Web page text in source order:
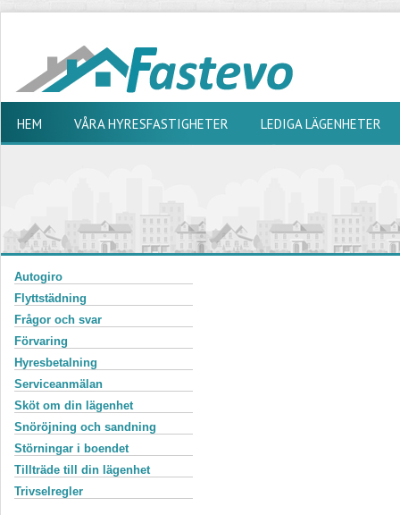
HEM VÅRA HYRESFASTIGHETER LEDIGA LÄGENHETER
Autogiro
Flyttstädning
Frågor och svar
Förvaring
Hyresbetalning
Serviceanmälan
Sköt om din lägenhet
Snöröjning och sandning
Störningar i boendet
Tillträde till din lägenhet
Trivselregler